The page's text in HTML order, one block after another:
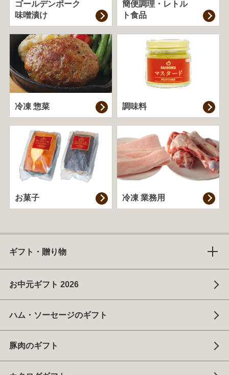
ゴールデンポーク
味噌漬け
簡便調理・ レトル
ト食品
冷凍 惣菜 調味料
お菓子 冷凍 業務用
ギフト・贈り物
お中元ギフト 2026
ハム・ソーセージのギフト
豚肉のギフト